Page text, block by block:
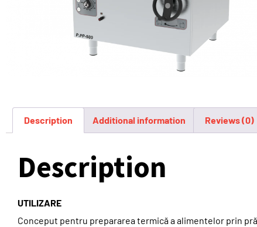
Description Additional information Reviews (0)
Description
UTILIZARE
Conceput pentru prepararea termică a alimentelor prin